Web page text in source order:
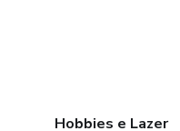
Hobbies e Lazer